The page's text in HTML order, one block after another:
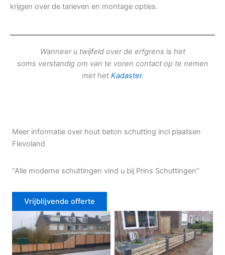
krijgen over de tarieven en montage opties.
Wanneer u twijfeld over de erfgrens is het
soms verstandig om van te voren contact op te nemen
met het Kadaster.
Meer informatie over hout beton schutting incl plaatsen
Flevoland
“Alle moderne schuttingen vind u bij Prins Schuttingen”
Vrijblijvende offerte
Douglas schutting Tuinhek voortuin